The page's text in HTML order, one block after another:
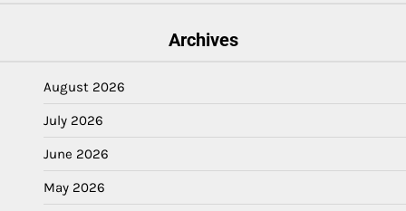
Archives
August 2026
July 2026
June 2026
May 2026